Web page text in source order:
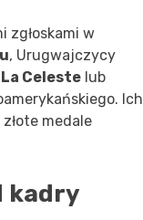
zgłoskami w
, Urugwajczycy
La Celeste lub
Ich
medale
kadry